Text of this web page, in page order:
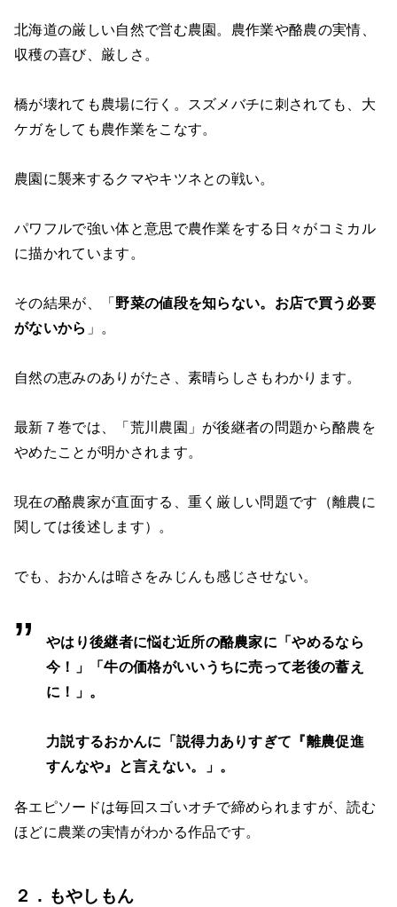
北海道の厳しい自然で営む農園。農作業や酪農の実情、
収穫の喜び、厳しさ。
橋が壊れても農場に行く。スズメバチに刺されても、大
ケガをしても農作業をこなす。
農園に襲来するクマやキツネとの戦い。
パワフルで強い体と意思で農作業をする日々がコミカル
に描かれています。
その結果が、「 野菜の値段を知らない。お店で買う必要
がないから 」。
自然の恵みのありがたさ、素晴らしさもわかります。
最新７巻では、「荒川農園」が後継者の問題から酪農を
やめたことが明かされます。
現在の酪農家が直面する、重く厳しい問題です（離農に
関しては後述します）。
でも、おかんは暗さをみじんも感じさせない。
やはり後継者に悩む近所の酪農家に「やめるなら
今！」「牛の価格がいいうちに売って老後の蓄え
に！」。
力説するおかんに「説得力ありすぎて『離農促進
すんなや』と言えない。」。
各エピソードは毎回スゴいオチで締められますが、読む
ほどに農業の実情がわかる作品です。
２．もやしもん